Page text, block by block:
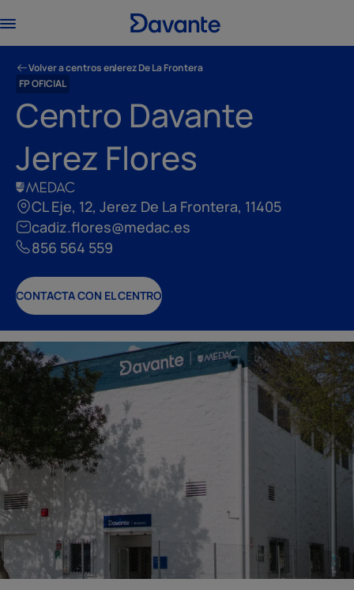
Volver a centros enJerez De La Frontera
FP OFICIAL
Centro Davante
Jerez Flores
CL Eje, 12, Jerez De La Frontera, 11405
cadiz.flores@medac.es
856 564 559
CONTACTA CON EL CENTRO